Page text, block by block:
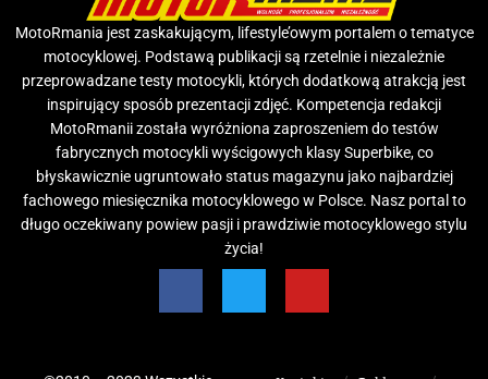
MotoRmania jest zaskakującym, lifestyle’owym portalem o tematyce
motocyklowej. Podstawą publikacji są rzetelnie i niezależnie
przeprowadzane testy motocykli, których dodatkową atrakcją jest
inspirujący sposób prezentacji zdjęć. Kompetencja redakcji
MotoRmanii została wyróżniona zaproszeniem do testów
fabrycznych motocykli wyścigowych klasy Superbike, co
błyskawicznie ugruntowało status magazynu jako najbardziej
fachowego miesięcznika motocyklowego w Polsce. Nasz portal to
długo oczekiwany powiew pasji i prawdziwie motocyklowego stylu
życia!